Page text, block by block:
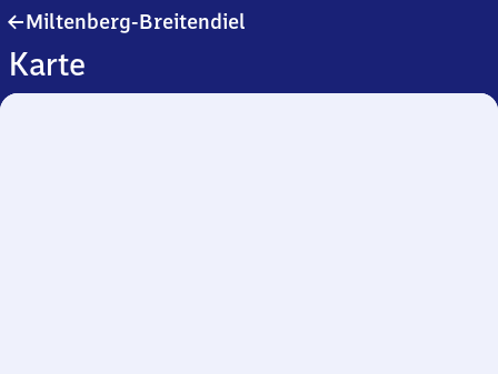
Miltenberg-Breitendiel
Karte